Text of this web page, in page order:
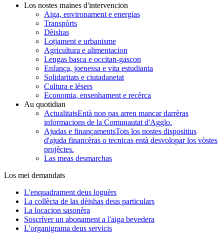
Los nostes maines d'intervencion
Aiga, environament e energias
Transpòrts
Dèishas
Lotjament e urbanisme
Agricultura e alimentacion
Lengas basca e occitan-gascon
Enfança, joenessa e vita estudianta
Solidaritats e ciutadanetat
Cultura e lésers
Economia, ensenhament e recèrca
Au quotidian
ActualitatsEntà non pas arren mancar darrèras
informacions de la Comunautat d'Agglo.
Ajudas e finançamentsTots los nostes dispositius
d'ajuda financèras o tecnicas entà desvolopar los vòstes
projèctes.
Las meas desmarchas
Los mei demandats
L'enquadrament deus loguèrs
La collècta de las dèishas deus particulars
La locacion sasonèra
Soscríver un abonament a l'aiga bevedera
L'organigrama deus servicis